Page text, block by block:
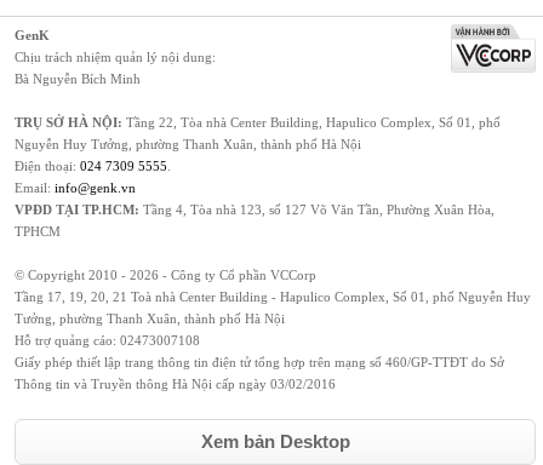
GenK
Chịu trách nhiệm quản lý nội dung:
Bà Nguyễn Bích Minh
TRỤ SỞ HÀ NỘI: Tầng 22, Tòa nhà Center Building, Hapulico Complex, Số 01, phố
Nguyễn Huy Tưởng, phường Thanh Xuân, thành phố Hà Nội
Điện thoại: 024 7309 5555
Email: info@genk.vn
VPĐD TẠI TP.HCM: Tầng 4, Tòa nhà 123, số 127 Võ Văn Tần, Phường Xuân Hòa,
TPHCM
© Copyright 2010 - 2026 - Công ty Cổ phần VCCorp
Tầng 17, 19, 20, 21 Toà nhà Center Building - Hapulico Complex, Số 01, phố Nguyễn Huy
Tưởng, phường Thanh Xuân, thành phố Hà Nội
Hỗ trợ quảng cáo: 02473007108
Giấy phép thiết lập trang thông tin điện tử tổng hợp trên mạng số 460/GP-TTĐT do Sở
Thông tin và Truyền thông Hà Nội cấp ngày 03/02/2016
Xem bản Desktop